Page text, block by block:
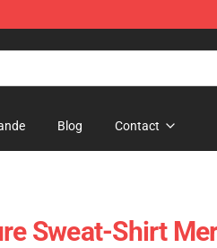
Blog Contact
Sweat-Shirt